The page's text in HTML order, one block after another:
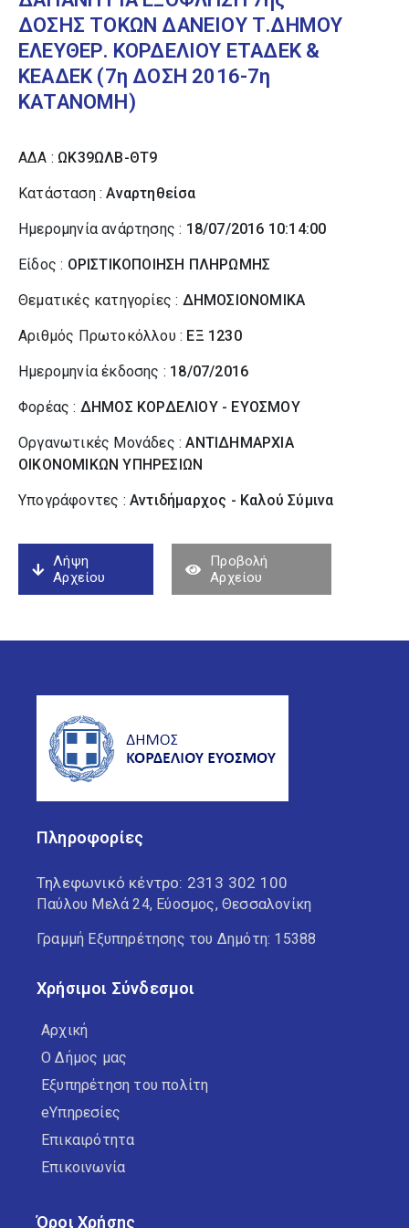
ΔΟΣΗΣ ΤΟΚΩΝ ΔΑΝΕΙΟΥ Τ.ΔΗΜΟΥ
ΕΛΕΥΘΕΡ. ΚΟΡΔΕΛΙΟΥ ΕΤΑΔΕΚ &
ΚΕΑΔΕΚ (7η ΔΟΣΗ 2016-7η
ΚΑΤΑΝΟΜΗ)
ΑΔΑ : ΩΚ39ΩΛΒ-ΘΤ9
Κατάσταση :Αναρτηθείσα
Ημερομηνία ανάρτησης : 18/07/2016 10:14:00
Είδος : ΟΡΙΣΤΙΚΟΠΟΙΗΣΗ ΠΛΗΡΩΜΗΣ
Θεματικές κατηγορίες : ΔΗΜΟΣΙΟΝΟΜΙΚΑ
Αριθμός Πρωτοκόλλου : ΕΞ 1230
Ημερομηνία έκδοσης : 18/07/2016
Φορέας : ΔΗΜΟΣ ΚΟΡΔΕΛΙΟΥ - ΕΥΟΣΜΟΥ
Οργανωτικές Μονάδες :ΑΝΤΙΔΗΜΑΡΧΙΑ
ΟΙΚΟΝΟΜΙΚΩΝ ΥΠΗΡΕΣΙΩΝ
Υπογράφοντες : Αντιδήμαρχος - Καλού Σύµινα
Λήψη
Αρχείου
Προβολή
Αρχείου
Πληροφορίες
Τηλεφωνικό κέντρο: 2313 302 100
Παύλου Μελά 24, Εύοσμος, Θεσσαλονίκη
Γραμμή Εξυπηρέτησης του Δημότη: 15388
Χρήσιμοι Σύνδεσμοι
Αρχική
Ο Δήμος μας
Εξυπηρέτηση του πολίτη
eΥπηρεσίες
Επικαιρότητα
Επικοινωνία
Όροι Χρήσης